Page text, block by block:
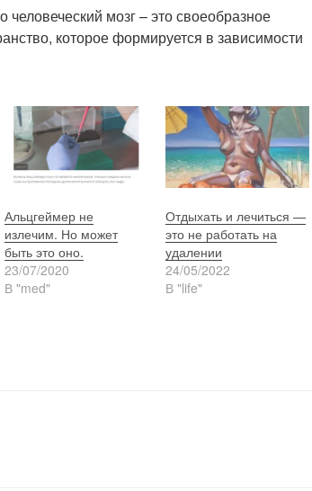
человеческий мозг – это своеобразное
которое формируется в зависимости
Альцгеймер не
излечим. Но может
быть это оно.
23/07/2020
В "med"
Отдыхать и лечиться —
это не работать на
удалении
24/05/2022
В "life"